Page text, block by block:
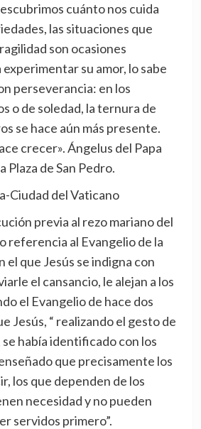
cuánto nos cuida
las situaciones que
son ocasiones
su amor, lo sabe
perseverancia: en los
o de soledad, la ternura de
se hace aún más presente.
crecer». Ángelus del Papa
Plaza de San Pedro.
Ciudad del Vaticano
previa al rezo mariano del
referencia al Evangelio de la
el que Jesús se indigna con
el cansancio, le alejan a los
el Evangelio de hace dos
Jesús, “ realizando el gesto de
se había identificado con los
que precisamente los
los que dependen de los
necesidad y no pueden
servidos primero”.